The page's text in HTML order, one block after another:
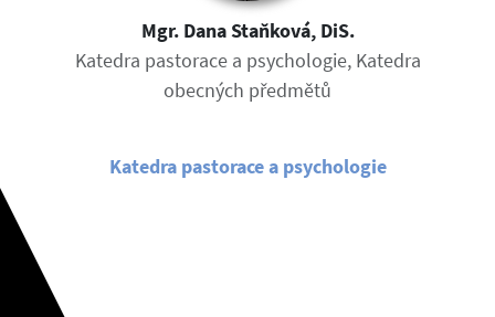
Mgr. Dana Staňková, DiS.
Katedra pastorace a psychologie, Katedra
obecných předmětů
Katedra pastorace a psychologie